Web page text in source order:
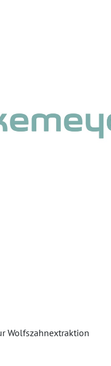
Wolfszahnextraktion